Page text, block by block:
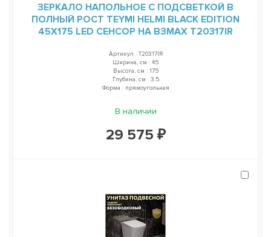
ЗЕРКАЛО НАПОЛЬНОЕ С ПОДСВЕТКОЙ В
ПОЛНЫЙ РОСТ TEYMI HELMI BLACK EDITION
45Х175 LED СЕНСОР НА ВЗМАХ T20317IR
Артикул : T20317IR
Ширина, см : 45
Высота, см : 175
Глубина, см : 3.5
Форма : прямоугольная
В наличии
29 575 ₽